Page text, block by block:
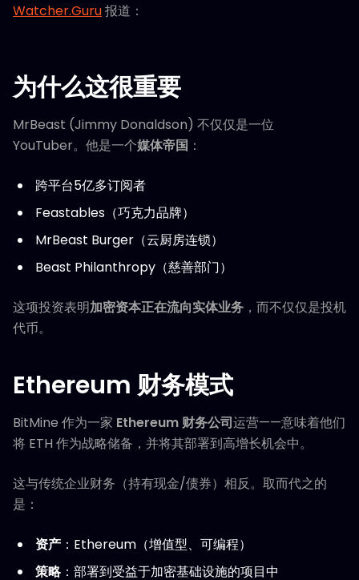
Watcher.Guru报道：
为什么这很重要
MrBeast (Jimmy Donaldson) 不仅仅是一位
YouTuber。他是一个媒体帝国 ：
跨平台5亿多订阅者
Feastables（巧克力品牌）
MrBeast Burger（云厨房连锁）
Beast Philanthropy（慈善部门）
这项投资表明加密资本正在流向实体业务 ，而不仅仅是投机
代币。
Ethereum 财务模式
BitMine 作为一家 Ethereum 财务公司运营——意味着他们
将 ETH 作为战略储备，并将其部署到高增长机会中。
这与传统企业财务（持有现金/债券）相反。取而代之的
是：
资产 ：Ethereum（增值型、可编程）
策略：部署到受益于加密基础设施的项目中